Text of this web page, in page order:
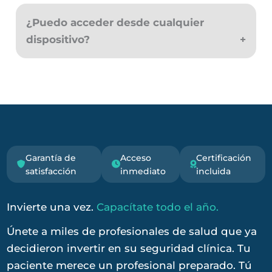
Mucho más económico. Un solo curso especializado
puede costar entre S/150 y S/300. Con la membresía
premium accedes a más de 180 cursos por una única
inversión anual, lo que representa un ahorro de más
del 90% comparado con comprar cada curso por
¿Puedo acceder desde cualquier
dispositivo?
lo dejaste en cualquier momento.
Garantía de
satisfacción
Acceso
inmediato
Certificación
incluida
Invierte una vez. Capacítate todo el año.
Únete a miles de profesionales de salud que ya
decidieron invertir en su seguridad clínica. Tu
paciente merece un profesional preparado. Tú